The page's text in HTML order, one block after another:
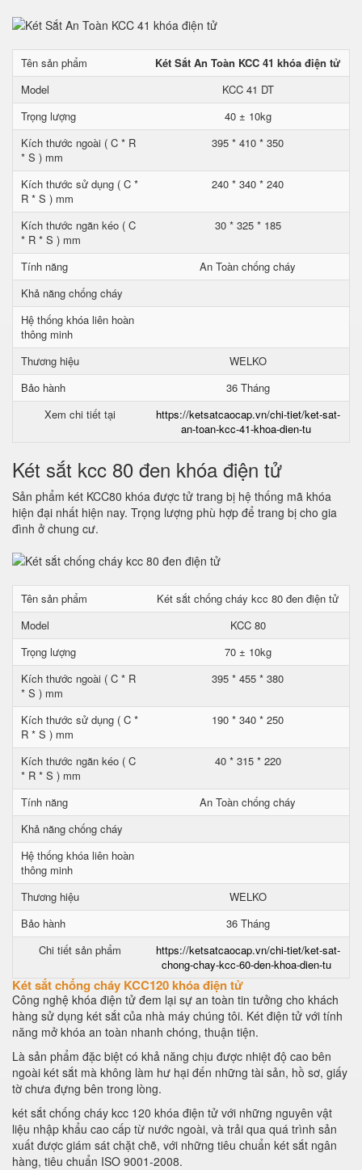
Tên sản phẩm
Két Sắt An Toàn KCC 41 khóa điện tử
Model
KCC 41 DT
Trọng lượng
40 ± 10kg
Kích thước ngoài ( C * R
* S ) mm
395 * 410 * 350
Kích thước sử dụng ( C *
R * S ) mm
240 * 340 * 240
Kích thước ngăn kéo ( C
* R * S ) mm
30 * 325 * 185
Tính năng
An Toàn chống cháy
Khả năng chống cháy
Hệ thống khóa liên hoàn
thông minh
Thương hiệu
WELKO
Bảo hành
36 Tháng
Xem chi tiết tại
https://ketsatcaocap.vn/chi-tiet/ket-sat-
an-toan-kcc-41-khoa-dien-tu
Két sắt kcc 80 đen khóa điện tử
Sản phẩm két KCC80 khóa được tử trang bị hệ thống mã khóa
hiện đại nhất hiện nay. Trọng lượng phù hợp để trang bị cho gia
đình ở chung cư.
Tên sản phẩm
Két sắt chống cháy kcc 80 đen điện tử
Model
KCC 80
Trọng lượng
70 ± 10kg
Kích thước ngoài ( C * R
* S ) mm
395 * 455 * 380
Kích thước sử dụng ( C *
R * S ) mm
190 * 340 * 250
Kích thước ngăn kéo ( C
* R * S ) mm
40 * 315 * 220
Tính năng
An Toàn chống cháy
Khả năng chống cháy
Hệ thống khóa liên hoàn
thông minh
Thương hiệu
WELKO
Bảo hành
36 Tháng
Chi tiết sản phẩm
https://ketsatcaocap.vn/chi-tiet/ket-sat-
chong-chay-kcc-60-den-khoa-dien-tu
Két sắt chống cháy KCC120 khóa điện tử
Công nghệ khóa điện tử đem lại sự an toàn tin tưởng cho khách
hàng sử dụng két sắt của nhà máy chúng tôi. Két điện tử với tính
năng mở khóa an toàn nhanh chóng, thuận tiện.
Là sản phẩm đặc biệt có khả năng chịu được nhiệt độ cao bên
ngoài két sắt mà không làm hư hại đến những tài sản, hồ sơ, giấy
tờ chưa đựng bên trong lòng.
két sắt chống cháy kcc 120 khóa điện tử với những nguyên vật
liệu nhập khẩu cao cấp từ nước ngoài, và trải qua quá trình sản
xuất được giám sát chặt chẽ, với những tiêu chuẩn két sắt ngân
hàng, tiêu chuẩn ISO 9001-2008.